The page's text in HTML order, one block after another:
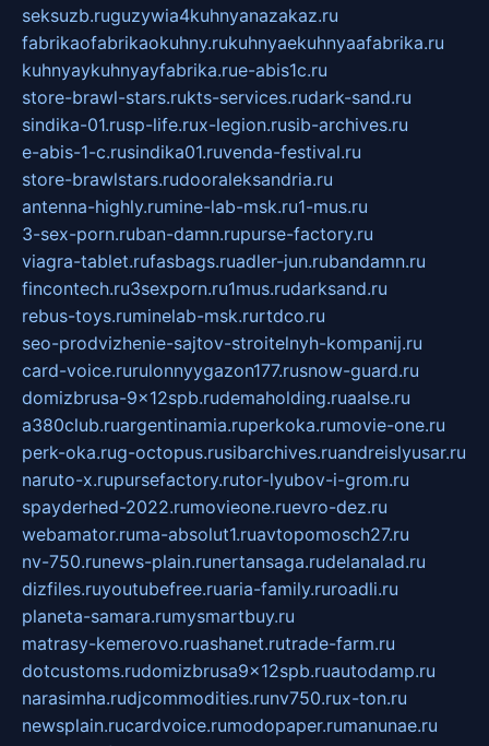
seksuzb.ruguzywia4kuhnyanazakaz.ru
fabrikaofabrikaokuhny.rukuhnyaekuhnyaafabrika.ru
kuhnyaykuhnyayfabrika.rue-abis1c.ru
store-brawl-stars.rukts-services.rudark-sand.ru
sindika-01.rusp-life.rux-legion.rusib-archives.ru
e-abis-1-c.rusindika01.ruvenda-festival.ru
store-brawlstars.rudooraleksandria.ru
antenna-highly.rumine-lab-msk.ru1-mus.ru
3-sex-porn.ruban-damn.rupurse-factory.ru
viagra-tablet.rufasbags.ruadler-jun.rubandamn.ru
fincontech.ru3sexporn.ru1mus.rudarksand.ru
rebus-toys.ruminelab-msk.rurtdco.ru
seo-prodvizhenie-sajtov-stroitelnyh-kompanij.ru
card-voice.rurulonnyygazon177.rusnow-guard.ru
domizbrusa-9x12spb.rudemaholding.ruaalse.ru
a380club.ruargentinamia.ruperkoka.rumovie-one.ru
perk-oka.rug-octopus.rusibarchives.ruandreislyusar.ru
naruto-x.rupursefactory.rutor-lyubov-i-grom.ru
spayderhed-2022.rumovieone.ruevro-dez.ru
webamator.ruma-absolut1.ruavtopomosch27.ru
nv-750.runews-plain.runertansaga.rudelanalad.ru
dizfiles.ruyoutubefree.ruaria-family.ruroadli.ru
planeta-samara.rumysmartbuy.ru
matrasy-kemerovo.ruashanet.rutrade-farm.ru
dotcustoms.rudomizbrusa9x12spb.ruautodamp.ru
narasimha.rudjcommodities.runv750.rux-ton.ru
newsplain.rucardvoice.rumodopaper.rumanunae.ru